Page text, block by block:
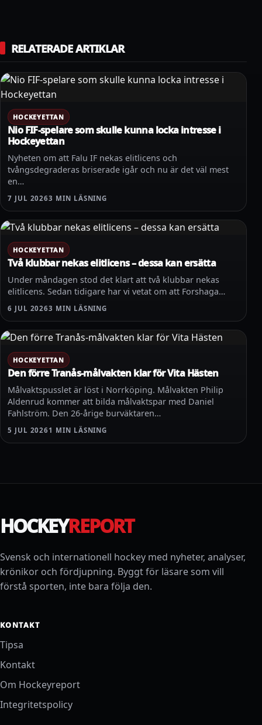
RELATERADE ARTIKLAR
HOCKEYETTAN
Nio FIF-spelare som skulle kunna locka intresse i
Hockeyettan
Nyheten om att Falu IF nekas elitlicens och
tvångsdegraderas briserade igår och nu är det väl mest
en…
7 JUL 20263 MIN LÄSNING
HOCKEYETTAN
Två klubbar nekas elitlicens – dessa kan ersätta
Under måndagen stod det klart att två klubbar nekas
elitlicens. Sedan tidigare har vi vetat om att Forshaga…
6 JUL 20263 MIN LÄSNING
HOCKEYETTAN
Den förre Tranås-målvakten klar för Vita Hästen
Målvaktspusslet är löst i Norrköping. Målvakten Philip
Aldenrud kommer att bilda målvaktspar med Daniel
Fahlström. Den 26-årige burväktaren…
5 JUL 2026 1 MIN LÄSNING
HOCKEYREPORT
Svensk och internationell hockey med nyheter, analyser,
krönikor och fördjupning. Byggt för läsare som vill
förstå sporten, inte bara följa den.
KONTAKT
Tipsa
Kontakt
Om Hockeyreport
Integritetspolicy